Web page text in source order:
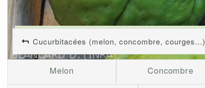
Cucurbitacées (melon, concombre, courges...)
Melon Concombre